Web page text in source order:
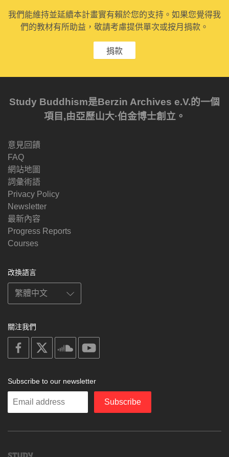
我們能維持並延續本計畫實有賴於您的支持。如果您覺得我
們的教材有所助益，敬請考慮提供單次或按月捐款。
捐款
Study Buddhism是Berzin Archives e.V.的一個
項目,由亞歷山大·伯金博士創立。
意見回饋
FAQ
網站地圖
詞彙術語
Privacy Policy
Newsletter
最新內容
Progress Reports
Courses
改換語言
關注我們
on
facebook
soundcloud
Subscribe to our newsletter
Enter
Subscribe
Study